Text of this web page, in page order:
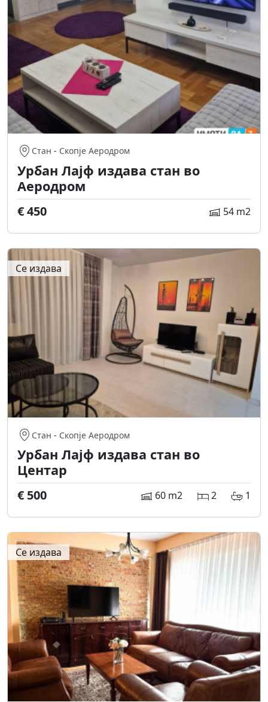
Стан - Скопје Аеродром
Урбан Лајф издава стан во
Аеродром
€ 450 54 m2
Се издава
Стан - Скопје Аеродром
Урбан Лајф издава стан во
Центар
€ 500 60 m2 2 1
Се издава